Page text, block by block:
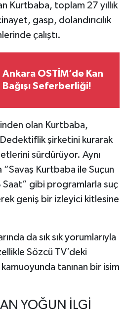
Kurtbaba, toplam 27 yıllık
gasp, dolandırıcılık
çalıştı.
Ankara OSTİM’de Kan
Bağışı Seferberliği!
olan Kurtbaba,
Dedektiflik şirketini kurarak
sürdürüyor. Aynı
“Savaş Kurtbaba ile Suçun
gibi programlarla suç
geniş bir izleyici kitlesine
da sık sık yorumlarıyla
Sözcü TV’deki
tanınan bir isim
YOĞUN İLGİ